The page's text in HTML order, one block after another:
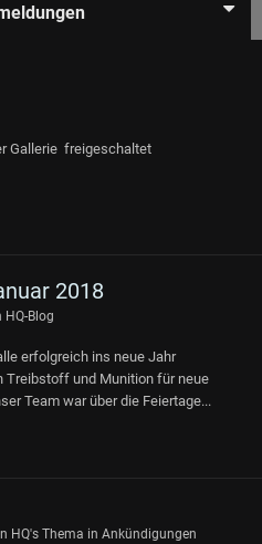
Gallerie freigeschaltet
2018
HQ-Blog
erfolgreich ins neue Jahr
Treibstoff und Munition für neue
Team war über die Feiertage...
HQ's Thema in Ankündigungen